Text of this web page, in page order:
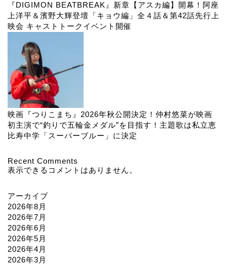
『DIGIMON BEATBREAK』新章【アスカ編】開幕！阿座
上洋平＆濱野大輝登壇「キョウ編」全４話＆第42話先行上
映会 キャストトークイベント開催
映画『つりこまち』2026年秋公開決定！仲村悠菜が映画
初主演で“釣りで五輪金メダル”を目指す！主題歌は私立恵
比寿中学「スーパーブルー」に決定
Recent Comments
表示できるコメントはありません。
アーカイブ
2026年8月
2026年7月
2026年6月
2026年5月
2026年4月
2026年3月